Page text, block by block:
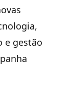
e gestão